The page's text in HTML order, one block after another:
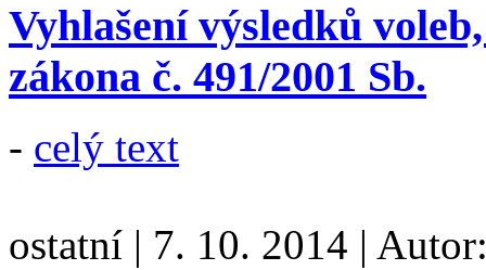
Vyhlašení výsledků
zákona č. 491/2001 Sb.
- celý text
ostatní | 7. 10. 2014 |